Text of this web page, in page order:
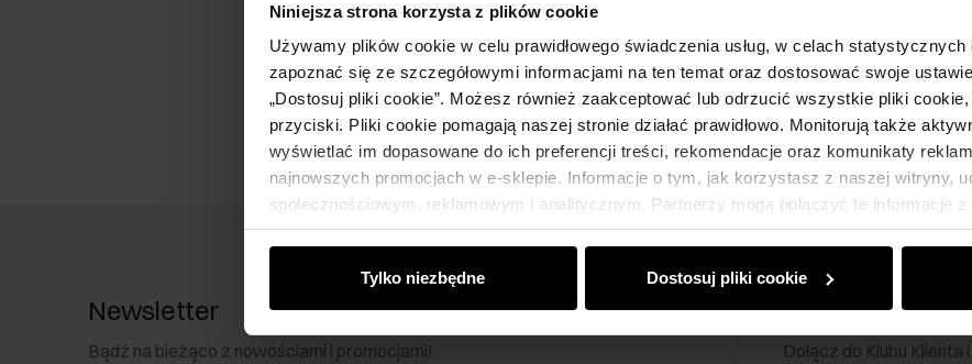
Niniejsza strona korzysta z plików cookie
Używamy plików cookie w celu prawidłowego świadczenia usług, w celach
zapoznać się ze szczegółowymi informacjami na ten temat oraz dostosować swoje
„Dostosuj pliki cookie”. Możesz również zaakceptować lub odrzucić wszystkie pliki
przyciski. Pliki cookie pomagają naszej stronie działać prawidłowo. Monitorują także
wyświetlać im dopasowane do ich preferencji treści, rekomendacje oraz komunikaty
najnowszych promocjach w e-sklepie. Informacje o tym, jak korzystasz z naszej witryny,
społecznościowym, reklamowym i analitycznym. Partnerzy mogą połączyć te informacje
od Ciebie lub uzyskanymi podczas korzystania z ich usług.
Tylko niezbędne Dostosuj pliki cookie
Newsletter
Bądź na bieżąco z nowościami i promocjami!
Klub Klienta
Dołącz do Klubu